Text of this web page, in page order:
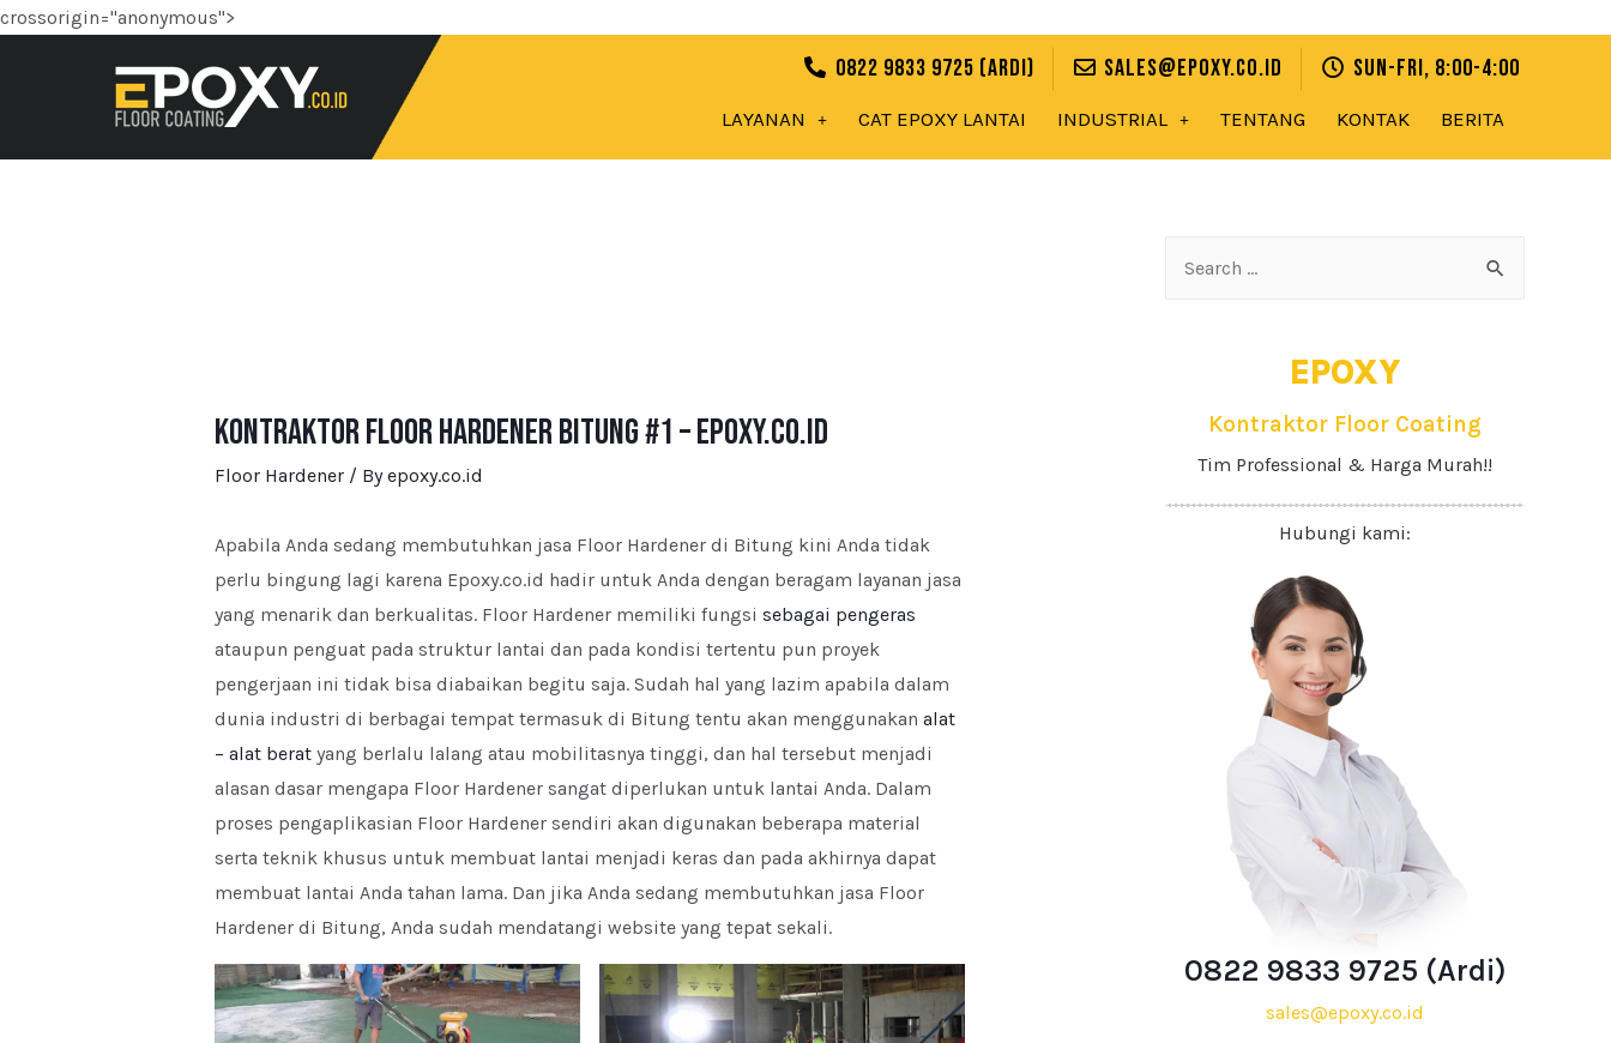
crossorigin="anonymous">
0822 9833 9725 (Ardi) sales@epoxy.co.id Sun-Fri, 8:00-4:00
LAYANAN CAT EPOXY LANTAI INDUSTRIAL TENTANG KONTAK BERITA
Kontraktor Floor Hardener Bitung #1 – Epoxy.co.id
Floor Hardener/ Byepoxy.co.id
Apabila Anda sedang membutuhkan jasa Floor Hardener di Bitung kini Anda tidak
perlu bingung lagi karena Epoxy.co.id hadir untuk Anda dengan beragam layanan jasa
yang menarik dan berkualitas. Floor Hardener memiliki fungsi sebagai pengeras
ataupun penguat pada struktur lantai dan pada kondisi tertentu pun proyek
pengerjaan ini tidak bisa diabaikan begitu saja. Sudah hal yang lazim apabila dalam
dunia industri di berbagai tempat termasuk di Bitung tentu akan menggunakan alat
– alat beratyang berlalu lalang atau mobilitasnya tinggi, dan hal tersebut menjadi
alasan dasar mengapa Floor Hardener sangat diperlukan untuk lantai Anda. Dalam
proses pengaplikasian Floor Hardener sendiri akan digunakan beberapa material
serta teknik khusus untuk membuat lantai menjadi keras dan pada akhirnya dapat
membuat lantai Anda tahan lama. Dan jika Anda sedang membutuhkan jasa Floor
Hardener di Bitung, Anda sudah mendatangi website yang tepat sekali.
EPOXY
Kontraktor Floor Coating
Tim Professional & Harga Murah!!
Hubungi kami:
0822 9833 9725 (Ardi)
sales@epoxy.co.id